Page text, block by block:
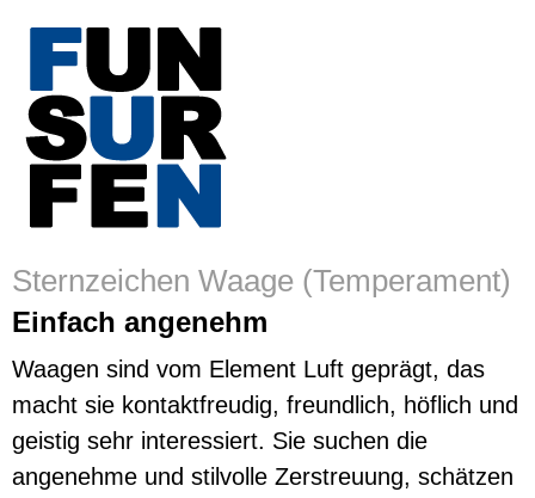
Sternzeichen Waage (Temperament)
Einfach angenehm
Waagen sind vom Element Luft geprägt, das
macht sie kontaktfreudig, freundlich, höflich und
geistig sehr interessiert. Sie suchen die
angenehme und stilvolle Zerstreuung, schätzen